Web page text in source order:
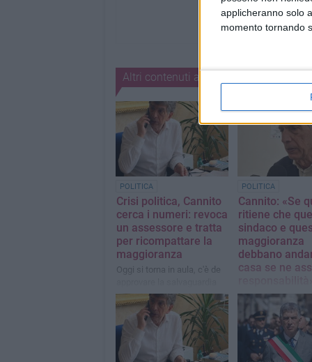
applicheranno solo
momento tornando
Altri contenuti a tema
POLITICA
Crisi politica, Cannito
cerca i numeri: revoca
un assessore e tratta
per ricompattare la
maggioranza
Oggi si torna in aula, c'è de
degli equilibri di bilancio
POLITICA
Cannito: «Se
ritiene che
sindaco e
maggioranza
debbano
casa se ne
Ledichiarazioni a
sindaco Cosimo
sulla crisi della sua
maggioranza